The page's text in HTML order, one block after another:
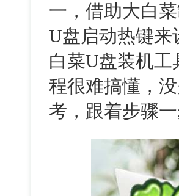
一，借助大白
U盘启动热键来
白菜U盘装机
程很难搞懂，
考，跟着步骤